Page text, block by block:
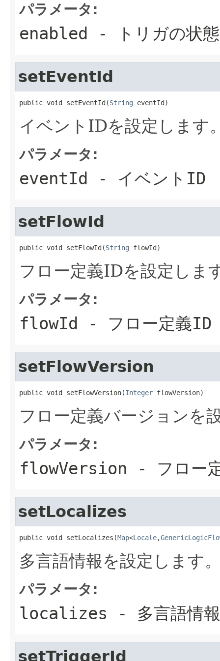
パラメータ:
enabled - トリガの状態
setEventId
public void setEventId(String eventId)
イベントIDを設定します
パラメータ:
eventId - イベントID
setFlowId
public void setFlowId(String flowId)
フロー定義IDを設定しま
パラメータ:
flowId - フロー定義ID
setFlowVersion
public void setFlowVersion(Integer flowVersion)
フロー定義バージョンを
パラメータ:
flowVersion - フロー
setLocalizes
public void setLocalizes(Map<Locale,
多言語情報を設定します
パラメータ:
localizes - 多言語情報
setTriggerId